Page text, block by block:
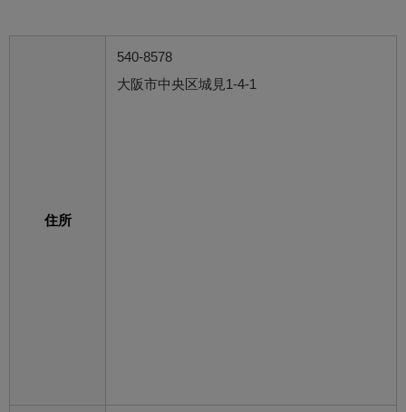
住所
540-8578
大阪市中央区城見1-4-1